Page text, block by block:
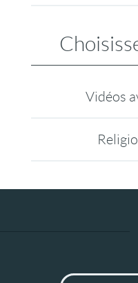
Vidéos